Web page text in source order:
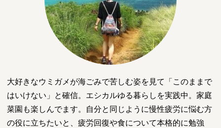
大好きなウミガメが海ごみで苦しむ姿を見て「このままで
はいけない」と確信。エシカルゆる暮らしを実践中。家庭
菜園も楽しんでます。自分と同じように慢性疲労に悩む方
の役に立ちたいと、疲労回復や食について本格的に勉強